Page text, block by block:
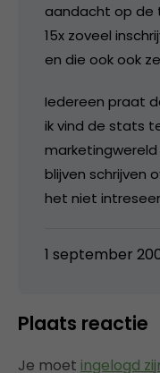
aandacht op de
15x zoveel
en die ook ook
Iedereen praat
ik vind de stats
blijven schrijven
het niet
1 september
Plaats reactie
Je moet ingelogd